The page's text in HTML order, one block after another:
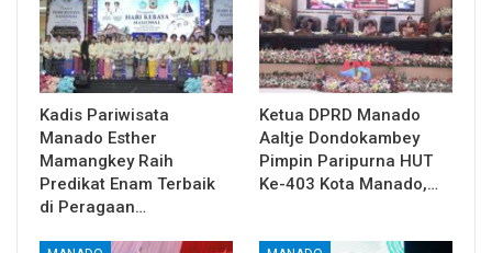
Kadis Pariwisata
Manado Esther
Mamangkey Raih
Predikat Enam Terbaik
di Peragaan…
Ketua DPRD Manado
Aaltje Dondokambey
Pimpin Paripurna HUT
Ke-403 Kota Manado,…